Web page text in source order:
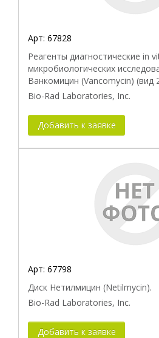
Арт: 67828
Реагенты диагностические in
микробиологических
Ванкомицин (Vancomycin) (вид
Bio-Rad Laboratories, Inc.
Добавить к заявке
Арт: 67798
Диск Нетилмицин (Netilmycin).
Bio-Rad Laboratories, Inc.
Добавить к заявке